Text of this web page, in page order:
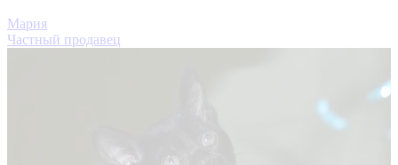
Мария
Частный продавец